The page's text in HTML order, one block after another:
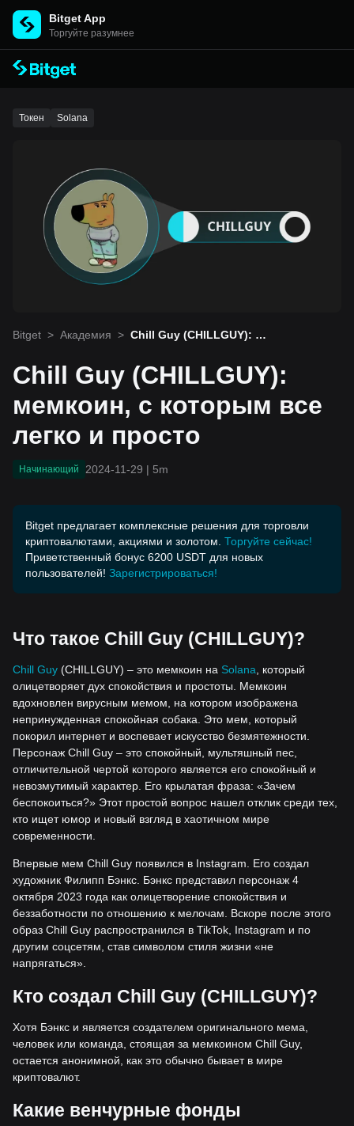
Bitget App
Торгуйте разумнее
Токен Solana
Bitget > Академия > Chill Guy (CHILLGUY): ме
Chill Guy (CHILLGUY):
мемкоин, с которым все
легко и просто
Начинающий 2024-11-29 | 5m
Bitget предлагает комплексные решения для торговли
криптовалютами, акциями и золотом. Торгуйте сейчас!
Приветственный бонус 6200 USDT для новых
пользователей! Зарегистрироваться!
Что такое Chill Guy (CHILLGUY)?
Chill Guy (CHILLGUY) – это мемкоин на Solana, который
олицетворяет дух спокойствия и простоты. Мемкоин
вдохновлен вирусным мемом, на котором изображена
непринужденная спокойная собака. Это мем, который
покорил интернет и воспевает искусство безмятежности.
Персонаж Chill Guy – это спокойный, мультяшный пес,
отличительной чертой которого является его спокойный и
невозмутимый характер. Его крылатая фраза: «Зачем
беспокоиться?» Этот простой вопрос нашел отклик среди тех,
кто ищет юмор и новый взгляд в хаотичном мире
современности.
Впервые мем Chill Guy появился в Instagram. Его создал
художник Филипп Бэнкс. Бэнкс представил персонаж 4
октября 2023 года как олицетворение спокойствия и
беззаботности по отношению к мелочам. Вскоре после этого
образ Chill Guy распространился в TikTok, Instagram и по
другим соцсетям, став символом стиля жизни «не
напрягаться».
Кто создал Chill Guy (CHILLGUY)?
Хотя Бэнкс и является создателем оригинального мема,
человек или команда, стоящая за мемкоином Chill Guy,
остается анонимной, как это обычно бывает в мире
криптовалют.
Какие венчурные фонды